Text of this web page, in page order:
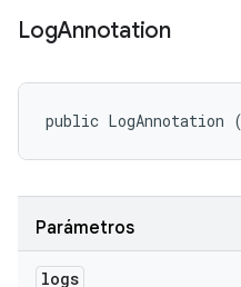
LogAnnotation
public LogAnnotation
Parámetros
logs